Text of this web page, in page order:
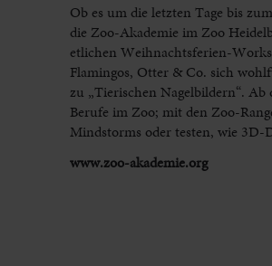
Ob es um die letzten Tage bis
die Zoo-Akademie im Zoo
etlichen Weihnachtsferien-
Flamingos, Otter & Co. sich
zu „Tierischen Nagelbildern“.
Berufe im Zoo; mit den Zoo-
Mindstorms oder testen, wie
www.zoo-akademie.org